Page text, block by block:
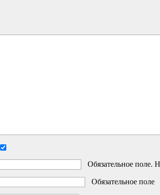
Обязательное поле.
Обязательное поле